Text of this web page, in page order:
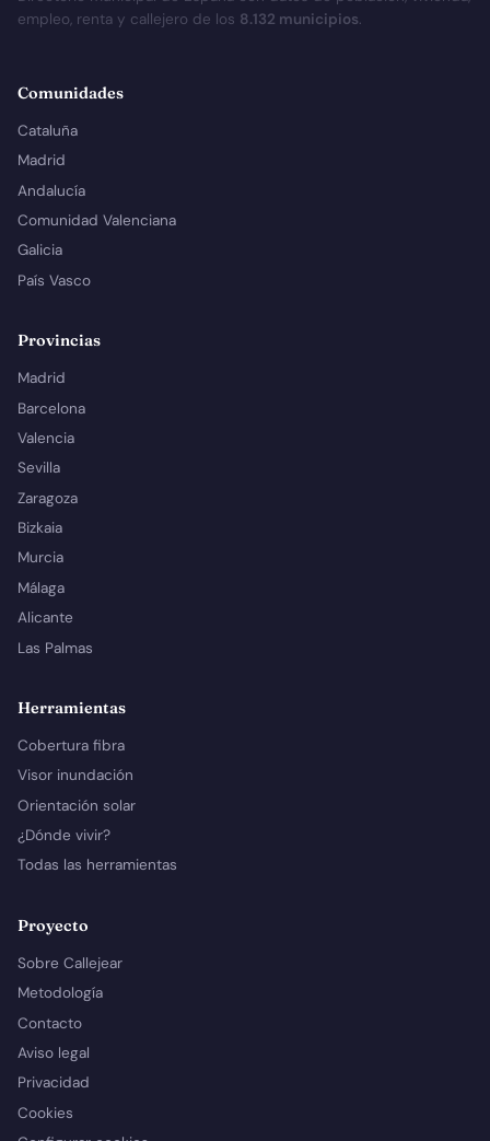
empleo, renta y callejero de los 8.132 municipios.
Comunidades
Cataluña
Madrid
Andalucía
Comunidad Valenciana
Galicia
País Vasco
Provincias
Madrid
Barcelona
Valencia
Sevilla
Zaragoza
Bizkaia
Murcia
Málaga
Alicante
Las Palmas
Herramientas
Cobertura fibra
Visor inundación
Orientación solar
¿Dónde vivir?
Todas las herramientas
Proyecto
Sobre Callejear
Metodología
Contacto
Aviso legal
Privacidad
Cookies